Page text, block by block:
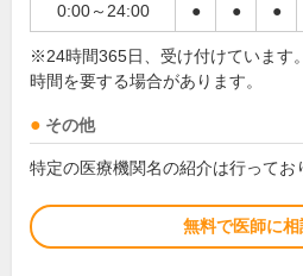
0:00～24:00 ● ● ●
※24時間365日、受け付けています
時間を要する場合があります。
その他
特定の医療機関名の紹介は行ってお
無料で医師に相